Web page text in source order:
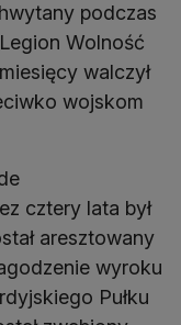
podczas
Wolność
walczył
wojskom
cztery lata był
aresztowany
wyroku
Pułku